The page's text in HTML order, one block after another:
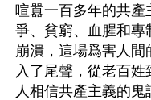
喧囂一百多年的共
爭、貧窮、血腥和專
崩潰，這場爲害人
入了尾聲，從老百
人相信共產主義的鬼